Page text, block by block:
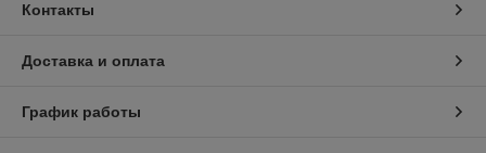
Контакты
Доставка и оплата
График работы